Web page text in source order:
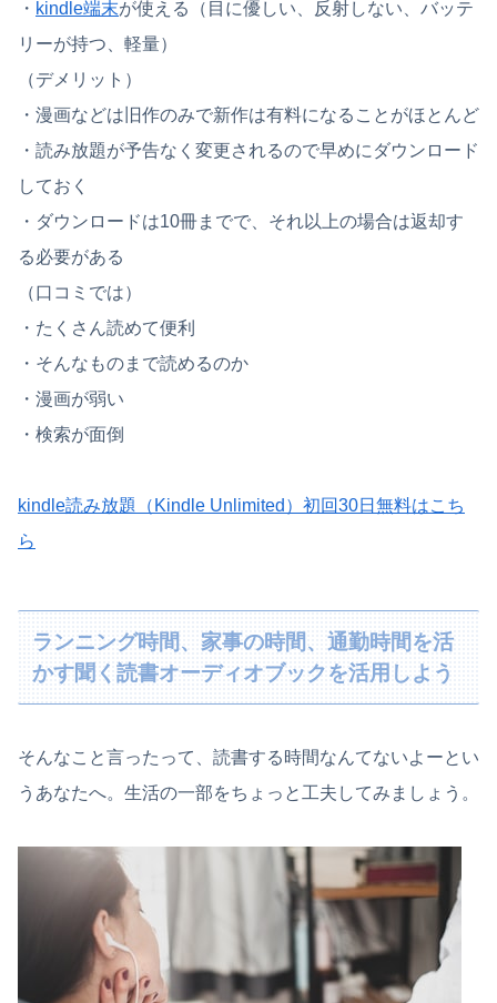
・ kindle端末が使える（目に優しい、反射しない、バッテ
リーが持つ、軽量）
（デメリット）
・漫画などは旧作のみで新作は有料になることがほとんど
・読み放題が予告なく変更されるので早めにダウンロード
しておく
・ダウンロードは10冊までで、それ以上の場合は返却す
る必要がある
（口コミでは）
・たくさん読めて便利
・そんなものまで読めるのか
・漫画が弱い
・検索が面倒
kindle読み放題（Kindle Unlimited）初回30日無料はこち
ら
ランニング時間、家事の時間、通勤時間を活
かす聞く読書オーディオブックを活用しよう
そんなこと言ったって、読書する時間なんてないよーとい
うあなたへ。生活の一部をちょっと工夫してみましょう。